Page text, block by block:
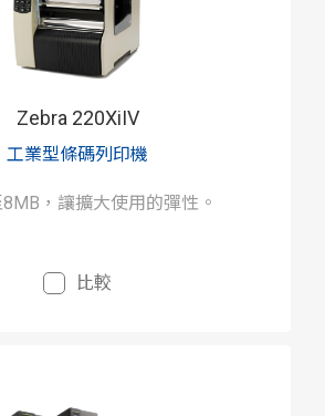
Zebra 220XiIV
工業型條碼列印機
，讓擴大使用的彈性。
比較